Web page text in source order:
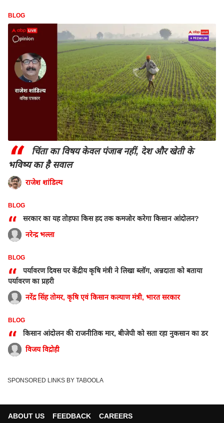
BLOG
“
चिंता का विषय केवल पंजाब नहीं, देश और खेती के
भविष्य का है सवाल
राजेश शांडिल्य
BLOG
“
सरकार का यह तोहफा किस हद तक कमजोर करेगा किसान आंदोलन?
नरेन्द्र भल्ला
BLOG
“
पर्यावरण दिवस पर केंद्रीय कृषि मंत्री ने लिखा ब्लॉग, अन्नदाता को बताया
पर्यावरण का प्रहरी
नरेंद्र सिंह तोमर, कृषि एवं किसान कल्याण मंत्री, भारत सरकार
BLOG
“
किसान आंदोलन की राजनीतिक मार, बीजेपी को सता रहा नुकसान का डर
विजय विद्रोही
SPONSORED LINKS BY TABOOLA
ABOUT US FEEDBACK CAREERS